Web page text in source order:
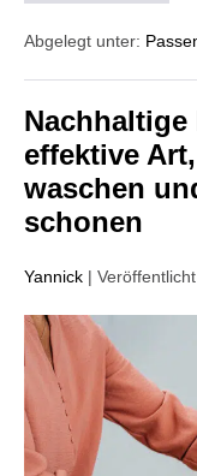
Abgelegt unter:
Nachhaltige
effektive
waschen
schonen
Yannick |